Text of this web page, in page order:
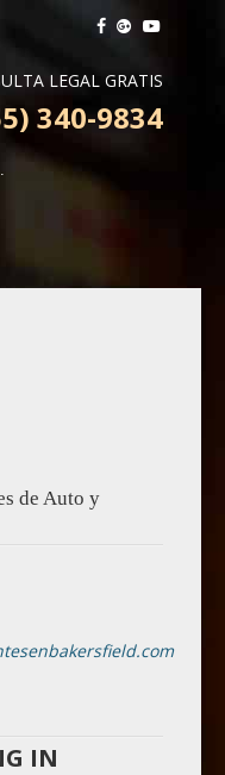
LEGAL GRATIS
340-9834
de Auto y
IN